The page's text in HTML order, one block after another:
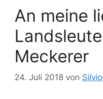
i
e
n
w
r
t
e
An meine
Meckerer
24. Juli 2018 von Silvio